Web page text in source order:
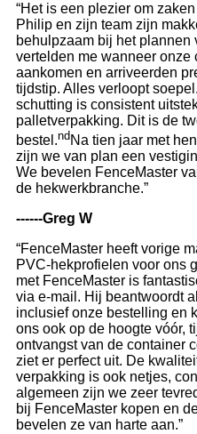
“Het is een plezier om
Philip en zijn team zijn
behulpzaam bij het plannen
vertelden me wanneer onze
aankomen en arriveerden
tijdstip. Alles verloopt
schutting is consistent
palletverpakking. Dit is de
bestel.nd Na tien jaar met
zijn we van plan een
We bevelen FenceMaster
de hekwerkbranche.”
------Greg W
“FenceMaster heeft vorige
PVC-hekprofielen voor ons
met FenceMaster is
via e-mail. Hij beantwoordt
inclusief onze bestelling en
ons ook op de hoogte vóór,
ontvangst van de container
ziet er perfect uit. De
verpakking is ook netjes,
algemeen zijn we zeer
bij FenceMaster kopen en
bevelen ze van harte aan.”